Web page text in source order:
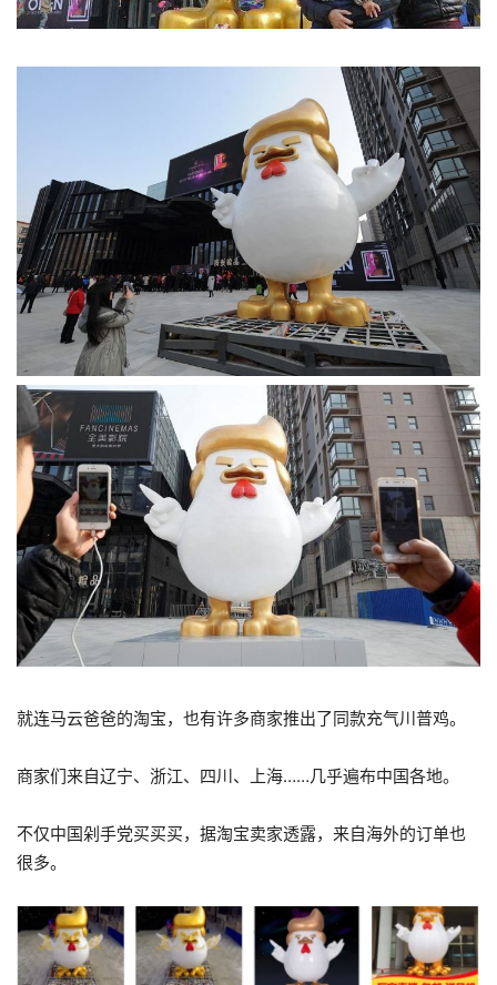
就连马云爸爸的淘宝，也有许多商家推出了同款充气川普鸡。
商家们来自辽宁、浙江、四川、上海……几乎遍布中国各地。
不仅中国剁手党买买买，据淘宝卖家透露，来自海外的订单也
很多。